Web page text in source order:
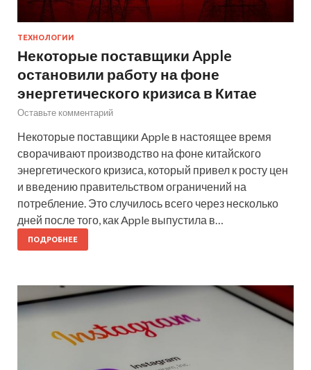
ТЕХНОЛОГИИ
Некоторые поставщики Apple
остановили работу на фоне
энергетического кризиса в Китае
Оставьте комментарий
Некоторые поставщики Apple в настоящее время
сворачивают производство на фоне китайского
энергетического кризиса, который привел к росту цен
и введению правительством ограничений на
потребление. Это случилось всего через несколько
дней после того, как Apple выпустила в…
ПОДРОБНЕЕ